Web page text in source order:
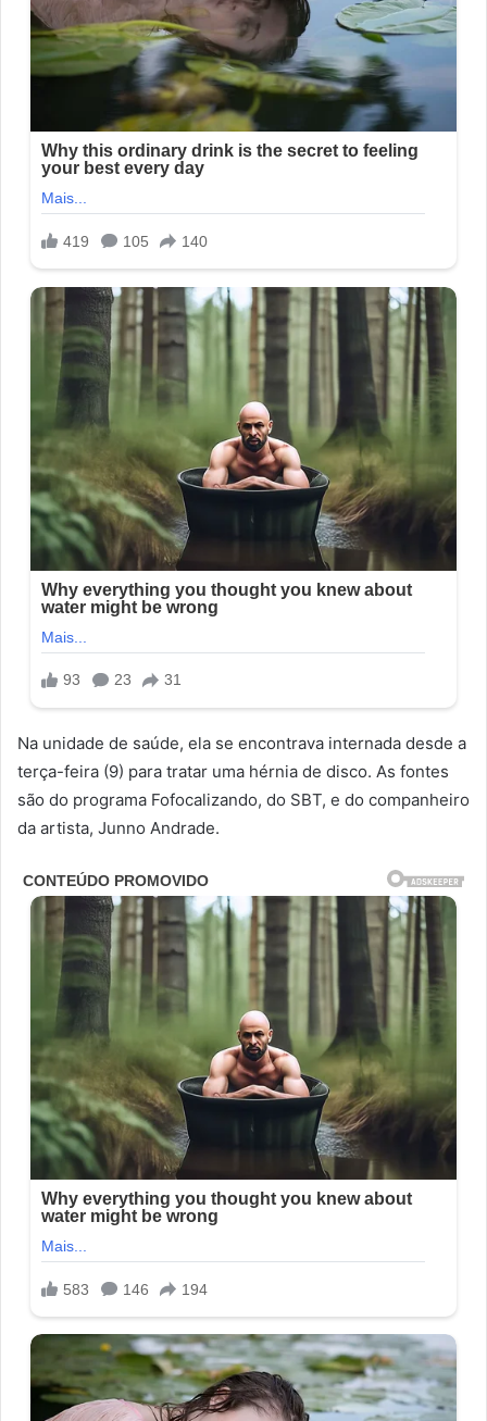
Na unidade de saúde, ela se encontrava internada desde a
terça-feira (9) para tratar uma hérnia de disco. As fontes
são do programa Fofocalizando, do SBT, e do companheiro
da artista, Junno Andrade.